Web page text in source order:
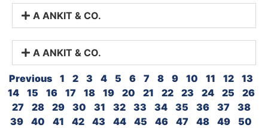
A ANKIT & CO.
A ANKIT & CO.
Previous 1 2 3 4 5 6 7 8 9 10 11 12
13
14
15 16 17 18 19 20 21 22 23 24 25
26
27
28 29 30 31 32 33 34 35 36 37
38
39
40 41 42 43 44 45 46 47 48 49
50